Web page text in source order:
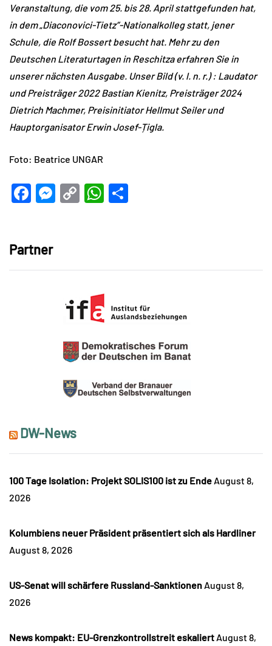
Veranstaltung, die vom 25. bis 28. April stattgefunden hat,
in dem„Diaconovici-Tietz”-Nationalkolleg statt, jener
Schule, die Rolf Bossert besucht hat. Mehr zu den
Deutschen Literaturtagen in Reschitza erfahren Sie in
unserer nächsten Ausgabe. Unser Bild (v. l. n. r.) : Laudator
und Preisträger 2022 Bastian Kienitz, Preisträger 2024
Dietrich Machmer, Preisinitiator Hellmut Seiler und
Hauptorganisator Erwin Josef-Țigla.
Foto: Beatrice UNGAR
Facebook
Messenger
CopyWhatsApp
Partner
DW-News
100 Tage Isolation: Projekt SOLIS100 ist zu Ende August 8,
2026
Kolumbiens neuer Präsident präsentiert sich als Hardliner
August 8, 2026
US-Senat will schärfere Russland-Sanktionen August 8,
2026
News kompakt: EU-Grenzkontrollstreit eskaliert August 8,